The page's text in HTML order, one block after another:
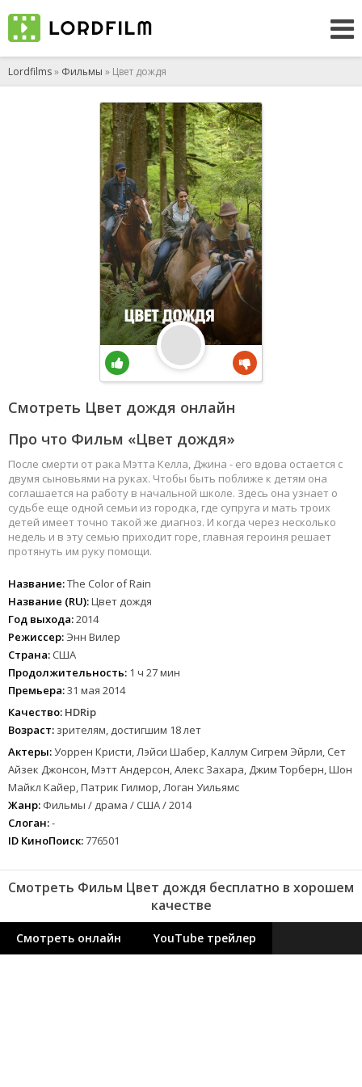
Lordfilms» Фильмы » Цвет дождя
Смотреть Цвет дождя онлайн
Про что Фильм «Цвет дождя»
После смерти от рака Мэтта Келла, Джина - его вдова остается с
двумя сыновьями на руках. Чтобы быть поближе к детям она
соглашается на работу в начальной школе. Здесь она узнает о
судьбе еще одной семьи из городка, где супруга и мать троих
детей имеет точно такой же диагноз. И когда через несколько
недель и в эту семью приходит горе, главная героиня решает
протянуть им руку помощи.
Название:The Color of Rain
Название (RU):Цвет дождя
Год выхода:2014
Режиссер: Энн Вилер
Страна: США
Продолжительность: 1 ч 27 мин
Премьера:31 мая 2014
Качество: HDRip
Возраст: зрителям, достигшим 18 лет
Актеры:Уоррен Кристи, Лэйси Шабер, Каллум Сигрем Эйрли, Сет
Айзек Джонсон, Мэтт Андерсон, Алекс Захара, Джим Торберн, Шон
Майкл Кайер, Патрик Гилмор, Логан Уильямс
Жанр: Фильмы / драма / США / 2014
Слоган:-
ID КиноПоиск:776501
Смотреть Фильм Цвет дождя бесплатно в хорошем
качестве
Смотреть онлайн YouTube трейлер